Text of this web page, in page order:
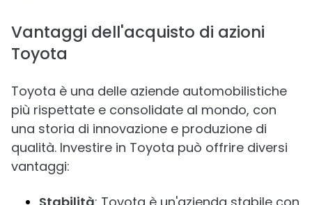
Vantaggi dell'acquisto di azioni
Toyota
Toyota è una delle aziende automobilistiche
più rispettate e consolidate al mondo, con
una storia di innovazione e produzione di
qualità. Investire in Toyota può offrire diversi
vantaggi: